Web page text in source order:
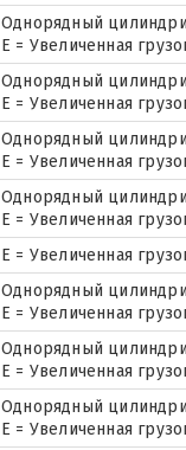
Однорядный
E = Увеличенная
Однорядный
Е = Увеличенная
Однорядный
E = Увеличенная
Однорядный
E = Увеличенная
E = Увеличенная
Однорядный
E = Увеличенная
Однорядный
E = Увеличенная
Однорядный
E = Увеличенная